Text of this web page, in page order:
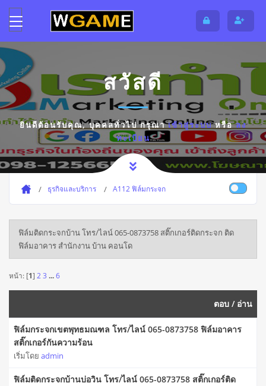
สวัสดี
ยินดีต้อนรับคุณ,บุคคลทั่วไปกรุณาเข้าสู่ระบบหรือลง
ทะเบียน
ธุรกิจและบริการ A112 ฟิล์มกระจก
ฟิล์มติดกระจกบ้าน โทร/ไลน์ 065-0873758 สติ๊กเกอร์ติดกระจก ติด
ฟิล์มอาคาร สำนักงาน บ้าน คอนโด
หน้า: [1] 2 3 ...6
ตอบ / อ่าน
ฟิล์มกระจกเขตพุทธมณฑล โทร/ไลน์ 065-0873758 ฟิล์มอาคาร
สติ๊กเกอร์กันความร้อน
เริ่มโดย admin
ฟิล์มติดกระจกบ้านบ่อวิน โทร/ไลน์ 065-0873758 สติ๊กเกอร์ติด